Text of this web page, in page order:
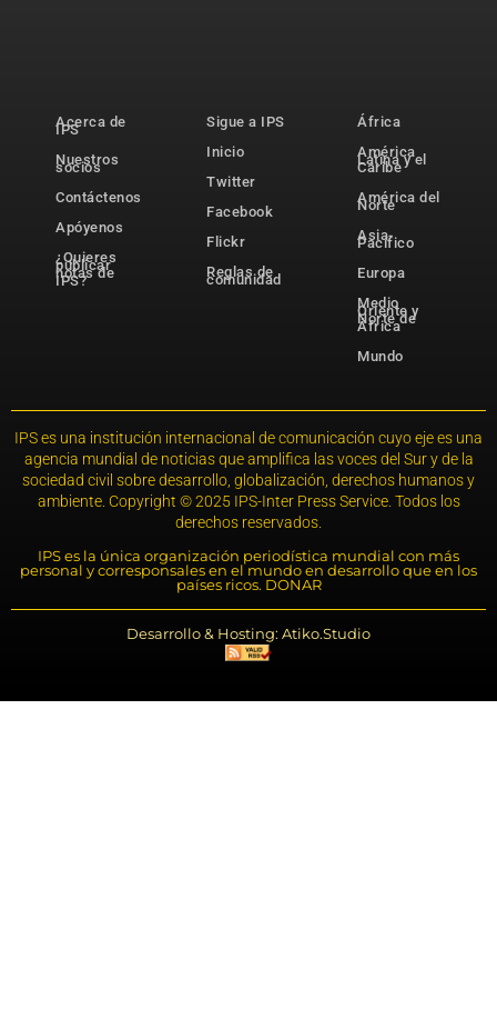
Acerca de
IPS
Nuestros
socios
Contáctenos
Apóyenos
¿Quieres
publicar
notas de
IPS?
Sigue a IPS
Inicio
Twitter
Facebook
Flickr
Reglas de
comunidad
África
América
Latina y el
Caribe
América del
Norte
Asia-
Pacífico
Europa
Medio
Oriente y
Norte de
África
Mundo
IPS es una institución internacional de comunicación cuyo eje es una
agencia mundial de noticias que amplifica las voces del Sur y de la
sociedad civil sobre desarrollo, globalización, derechos humanos y
ambiente. Copyright © 2025 IPS-Inter Press Service. Todos los
derechos reservados.
IPS es la única organización periodística mundial con más
personal y corresponsales en el mundo en desarrollo que en los
países ricos. DONAR
Desarrollo & Hosting: Atiko.Studio